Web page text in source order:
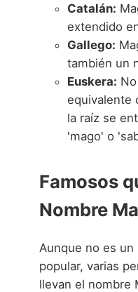
Catalán:
extendido
Gallego:
también un
Euskera:
equivalente
la raíz se
'mago' o
Famosos
Nombre
Aunque no es
popular, varias
llevan el nombre